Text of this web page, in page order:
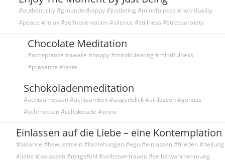
#authenticity #groundedhappy #justbeing #mindfulness #non-duality
#peace #relax #selfobservation #silence #stillness #stressanxiety
Chocolate Meditation
#acceptance #aware #happy #mindfuleating #mindfulness
#presence #taste
Schokoladenmeditation
#achtsamessen #achtsamkeit #augenblick #einlassen #genuss
#schmecken #schokolade #sinne
Einlassen auf die Liebe – eine Kontemplation
#balance #bewusstsein #beziehungen #ego #einlassen #frieden #heilung
#liebe #loslassen #mitgefühl #selbstvertrauen #selbstwahrnehmung